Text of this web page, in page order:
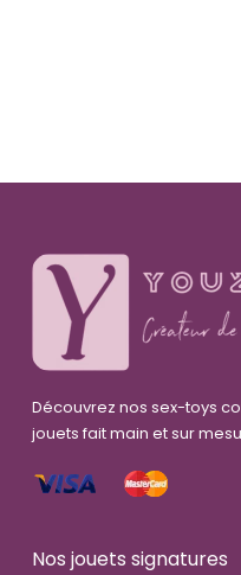
Découvrez nos sex-toys
jouets fait main et sur
Nos jouets signatures